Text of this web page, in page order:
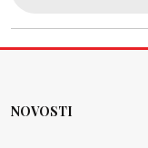
NOVOSTI